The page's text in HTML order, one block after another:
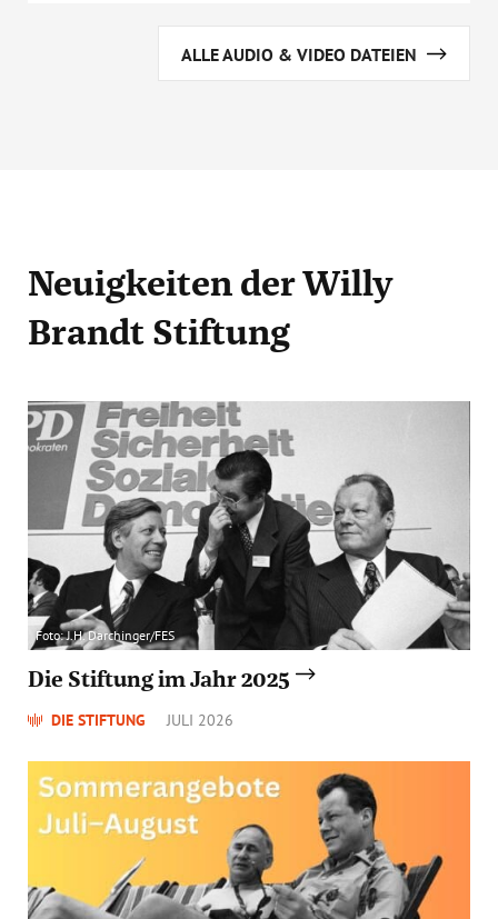
ALLE AUDIO & VIDEO DATEIEN
Neuigkeiten der Willy
Brandt Stiftung
Foto: J.H. Darchinger/FES
Die Stiftung im Jahr 2025
DIE STIFTUNG JULI 2026